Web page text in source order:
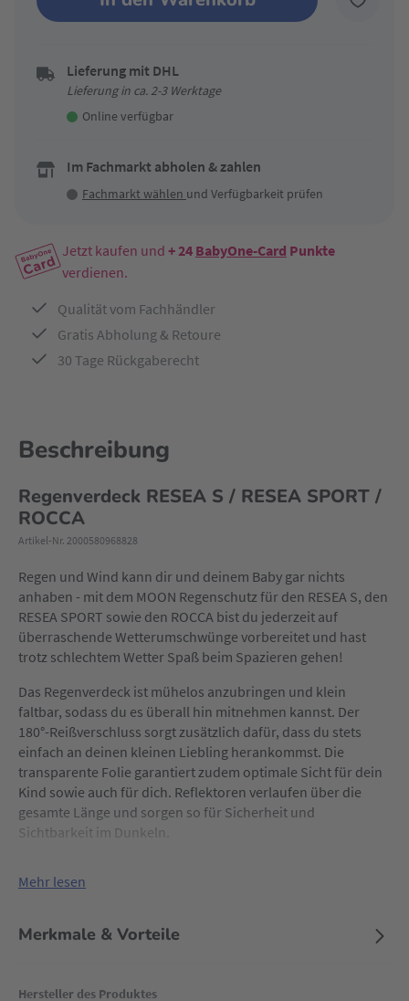
Lieferung mit DHL
Lieferung in ca. 2-3 Werktage
Online verfügbar
Im Fachmarkt abholen & zahlen
Fachmarkt wählen und Verfügbarkeit prüfen
Jetzt kaufen und + 24 BabyOne-Card Punkte
verdienen.
Qualität vom Fachhändler
Gratis Abholung & Retoure
30 Tage Rückgaberecht
Beschreibung
Regenverdeck RESEA S / RESEA SPORT /
ROCCA
Artikel-Nr. 2000580968828
Regen und Wind kann dir und deinem Baby gar nichts
anhaben - mit dem MOON Regenschutz für den RESEA S, den
RESEA SPORT sowie den ROCCA bist du jederzeit auf
überraschende Wetterumschwünge vorbereitet und hast
trotz schlechtem Wetter Spaß beim Spazieren gehen!
Das Regenverdeck ist mühelos anzubringen und klein
faltbar, sodass du es überall hin mitnehmen kannst. Der
180°-Reißverschluss sorgt zusätzlich dafür, dass du stets
einfach an deinen kleinen Liebling herankommst. Die
transparente Folie garantiert zudem optimale Sicht für dein
Kind sowie auch für dich. Reflektoren verlaufen über die
gesamte Länge und sorgen so für Sicherheit und
Sichtbarkeit im Dunkeln.
Mehr lesen
Merkmale & Vorteile
Hersteller des Produktes